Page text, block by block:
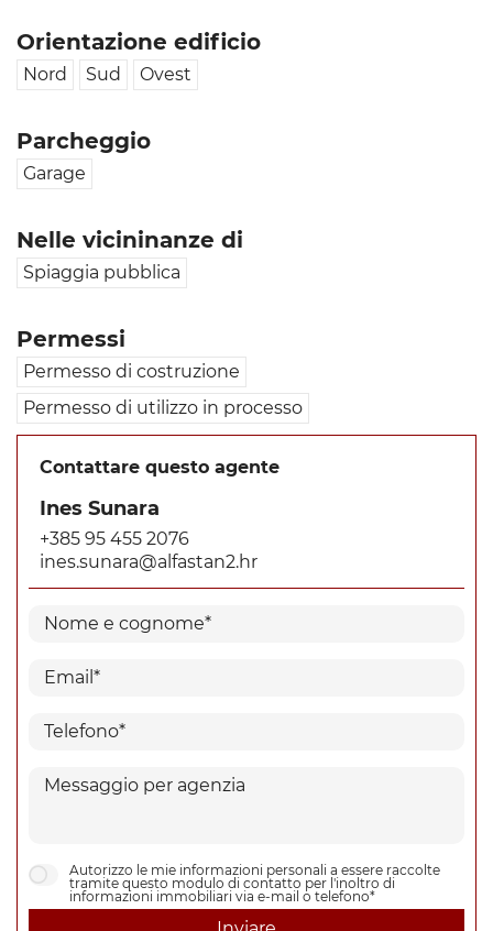
Orientazione edificio
Nord Sud Ovest
Parcheggio
Garage
Nelle vicininanze di
Spiaggia pubblica
Permessi
Permesso di costruzione
Permesso di utilizzo in processo
Contattare questo agente
Ines Sunara
+385 95 455 2076
ines.sunara@alfastan2.hr
Autorizzo le mie informazioni personali a essere raccolte
tramite questo modulo di contatto per l'inoltro di
informazioni immobiliari via e-mail o telefono*